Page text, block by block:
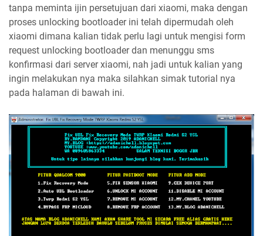
tanpa meminta ijin persetujuan dari xiaomi, maka dengan
proses unlocking bootloader ini telah dipermudah oleh
xiaomi dimana kalian tidak perlu lagi untuk mengisi form
request unlocking bootloader dan menunggu sms
konfirmasi dari server xiaomi, nah jadi untuk kalian yang
ingin melakukan nya maka silahkan simak tutorial nya
pada halaman di bawah ini.